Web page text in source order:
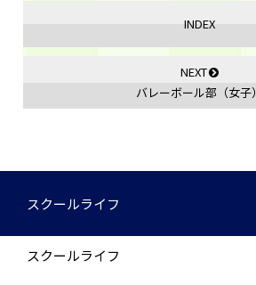
INDEX
NEXT
バレーボール部（女子）
スクールライフ
スクールライフ